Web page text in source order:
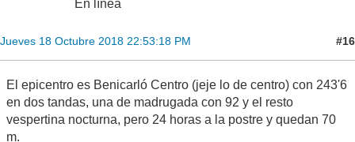
En línea
Jueves 18 Octubre 2018 22:53:18 PM #16
El epicentro es Benicarló Centro (jeje lo de centro) con 243'6
en dos tandas, una de madrugada con 92 y el resto
vespertina nocturna, pero 24 horas a la postre y quedan 70
m.